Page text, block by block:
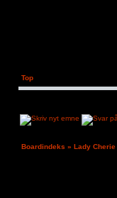
Top
Boardindeks » Lady Cherie